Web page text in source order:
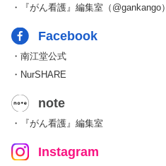
・『がん看護』編集室（@gankango）
Facebook
・南江堂公式
・NurSHARE
note
・『がん看護』編集室
Instagram